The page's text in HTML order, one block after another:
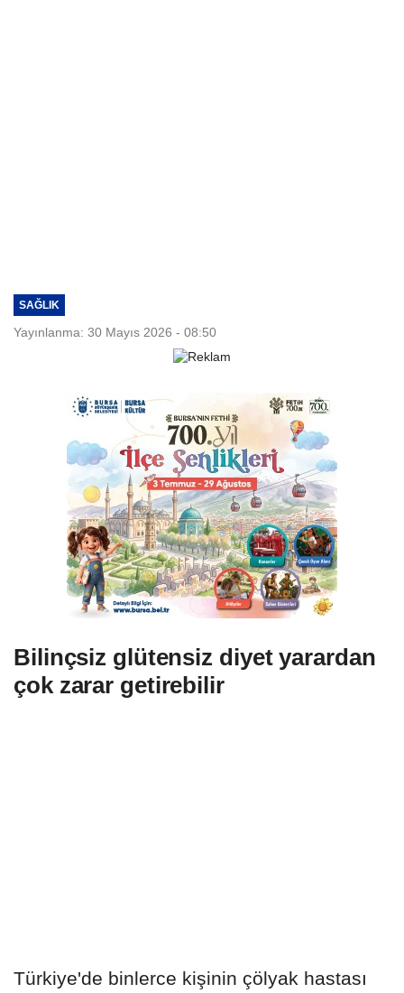
SAĞLIK
Yayınlanma: 30 Mayıs 2026 - 08:50
Bilinçsiz glütensiz diyet yarardan
çok zarar getirebilir
Türkiye'de binlerce kişinin çölyak hastası